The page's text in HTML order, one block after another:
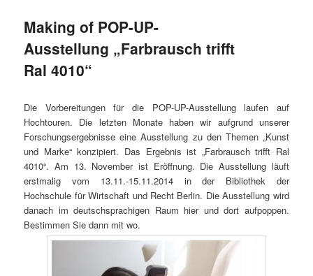
Making of POP-UP-
Ausstellung „Farbrausch trifft
Ral 4010“
Die Vorbereitungen für die POP-UP-Ausstellung laufen auf
Hochtouren. Die letzten Monate haben wir aufgrund unserer
Forschungsergebnisse eine Ausstellung zu den Themen „Kunst
und Marke“ konzipiert. Das Ergebnis ist „Farbrausch trifft Ral
4010“. Am 13. November ist Eröffnung. Die Ausstellung läuft
erstmalig vom 13.11.-15.11.2014 in der Bibliothek der
Hochschule für Wirtschaft und Recht Berlin. Die Ausstellung wird
danach im deutschsprachigen Raum hier und dort aufpoppen.
Bestimmen Sie dann mit wo.